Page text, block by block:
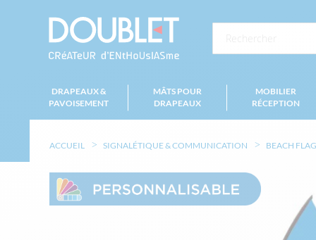
DRAPEAUX &
PAVOISEMENT
MÂTS POUR
DRAPEAUX
MOBILIER
RÉCEPTION
ACCUEIL SIGNALÉTIQUE & COMMUNICATION BEACH
Skip
the